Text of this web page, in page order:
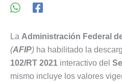
La Administración Federal
(AFIP) ha habilitado la
102/RT 2021 interactivo del
mismo incluye los valores